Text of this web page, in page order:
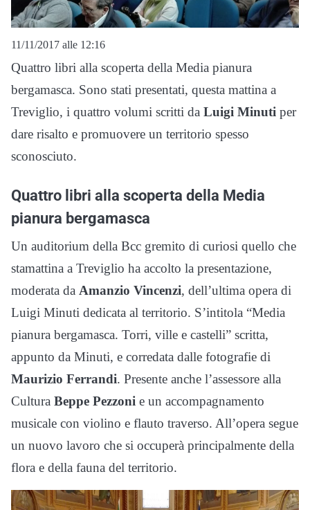
11/11/2017 alle 12:16
Quattro libri alla scoperta della Media pianura
bergamasca. Sono stati presentati, questa mattina a
Treviglio, i quattro volumi scritti da Luigi Minuti per
dare risalto e promuovere un territorio spesso
sconosciuto.
Quattro libri alla scoperta della Media
pianura bergamasca
Un auditorium della Bcc gremito di curiosi quello che
stamattina a Treviglio ha accolto la presentazione,
moderata da Amanzio Vincenzi, dell’ultima opera di
Luigi Minuti dedicata al territorio. S’intitola “Media
pianura bergamasca. Torri, ville e castelli” scritta,
appunto da Minuti, e corredata dalle fotografie di
Maurizio Ferrandi. Presente anche l’assessore alla
Cultura Beppe Pezzoni e un accompagnamento
musicale con violino e flauto traverso. All’opera segue
un nuovo lavoro che si occuperà principalmente della
flora e della fauna del territorio.